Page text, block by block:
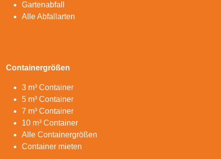
Gartenabfall
Alle Abfallarten
Containergrößen
3 m³ Container
5 m³ Container
7 m³ Container
10 m³ Container
Alle Containergrößen
Container mieten